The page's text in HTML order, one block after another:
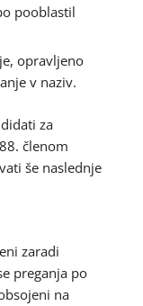
pooblastil
opravljeno
v naziv.
za
členom
še naslednje
zaradi
preganja po
na